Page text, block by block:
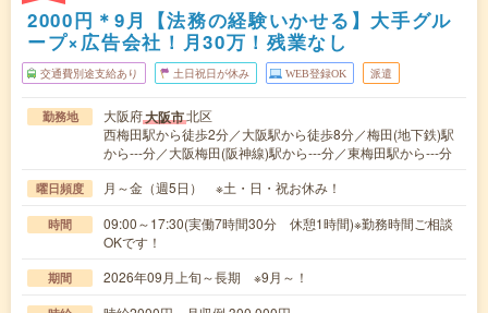
2000円＊9月【法務の経験いかせる】大手グル
ープ×広告会社！月30万！残業なし
交通費別途支給あり 土日祝日が休み WEB登録OK 派遣
勤務地 大阪府大阪市北区
西梅田駅から徒歩2分／大阪駅から徒歩8分／梅田(地下鉄)駅
から---分／大阪梅田(阪神線)駅から---分／東梅田駅から---分
曜日頻度 月～金（週5日） ※土・日・祝お休み！
時間
09:00～17:30(実働7時間30分 休憩1時間)※勤務時間ご相談
OKです！
期間 2026年09月上旬～長期 ※9月～！